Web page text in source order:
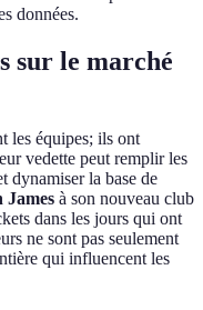
données.
sur le marché
les équipes; ils ont
vedette peut remplir les
dynamiser la base de
James à son nouveau club
dans les jours qui ont
ne sont pas seulement
qui influencent les